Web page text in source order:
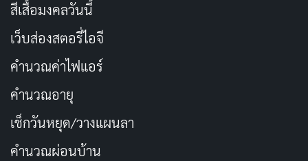
ตอฟ เป็นผู้บุกเบิกเทคนิคนี้และใช้มันสร้างหนังฮิตหลาย
เรื่องอย่างUnfriended (2014)
(2023) ซึ่งทำเงินหลายสิบล้านดอลลาร์จากต้นทุนไม่กี่ล้าน
ใน Mercy เทคนิคนี้ถูกนำมาใช้อย่างเต็มที่ เราจะเห็นหน้า
จอกระโดดไปมาระหว่างคลิปจากมือถือ ฟุตเทจจากโดรน
ตำรวจ กล้องวงจรปิดร้านอาหาร กล้องจับนกของเพื่อนบ้าน
สีเสื้อมงคลวันนี้
เว็บส่องสตอรี่ไอจี
คำนวณค่าไฟแอร์
คำนวณอายุ
เช็กวันหยุด/วางแผนลา
คำนวณผ่อนบ้าน